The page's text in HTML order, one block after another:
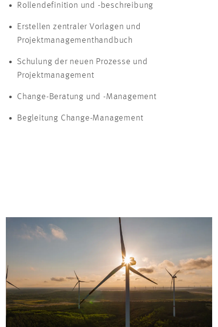
Rollendefinition und -beschreibung
Erstellen zentraler Vorlagen und
Projektmanagementhandbuch
Schulung der neuen Prozesse und
Projektmanagement
Change-Beratung und -Management
Begleitung Change-Management